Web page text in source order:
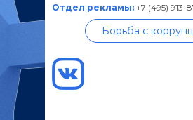
Отдел рекламы: +7 (495)
Борьба с